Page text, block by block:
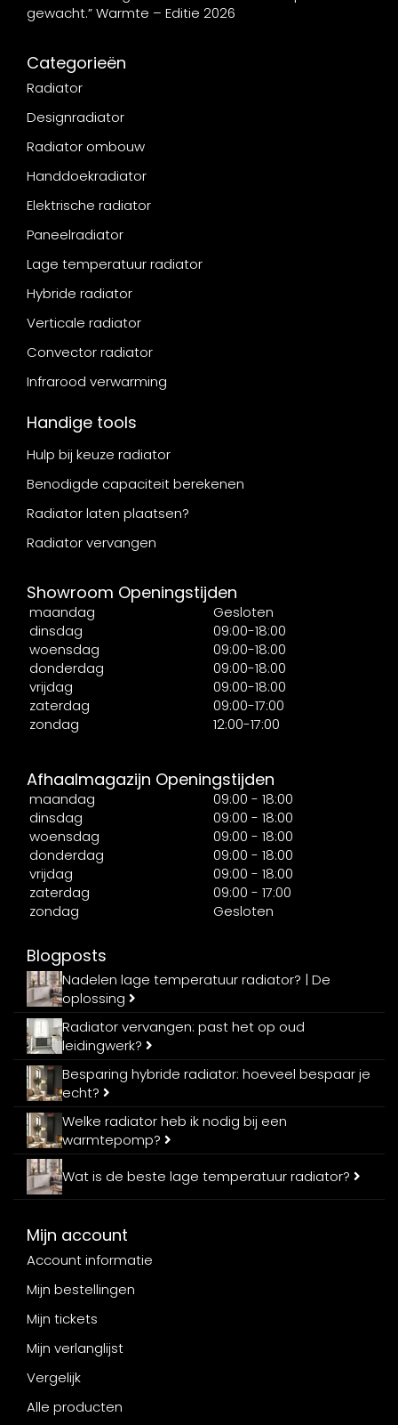
gewacht.” Warmte – Editie 2026
Categorieën
Radiator
Designradiator
Radiator ombouw
Handdoekradiator
Elektrische radiator
Paneelradiator
Lage temperatuur radiator
Hybride radiator
Verticale radiator
Convector radiator
Infrarood verwarming
Handige tools
Hulp bij keuze radiator
Benodigde capaciteit berekenen
Radiator laten plaatsen?
Radiator vervangen
Showroom Openingstijden
maandag
Gesloten
dinsdag
09:00-18:00
woensdag
09:00-18:00
donderdag
09:00-18:00
vrijdag
09:00-18:00
zaterdag
09:00-17:00
zondag
12:00-17:00
Afhaalmagazijn Openingstijden
maandag
09:00 - 18:00
dinsdag
09:00 - 18:00
woensdag
09:00 - 18:00
donderdag
09:00 - 18:00
vrijdag
09:00 - 18:00
zaterdag
09:00 - 17:00
zondag
Gesloten
Blogposts
Nadelen lage temperatuur radiator? | De
oplossing
Radiator vervangen: past het op oud
leidingwerk?
Besparing hybride radiator: hoeveel bespaar je
echt?
Welke radiator heb ik nodig bij een
warmtepomp?
Wat is de beste lage temperatuur radiator?
Mijn account
Account informatie
Mijn bestellingen
Mijn tickets
Mijn verlanglijst
Vergelijk
Alle producten